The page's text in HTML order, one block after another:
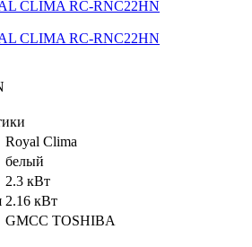
Royal Clima
белый
2.3 кВт
2.16 кВт
GMCC TOSHIBA